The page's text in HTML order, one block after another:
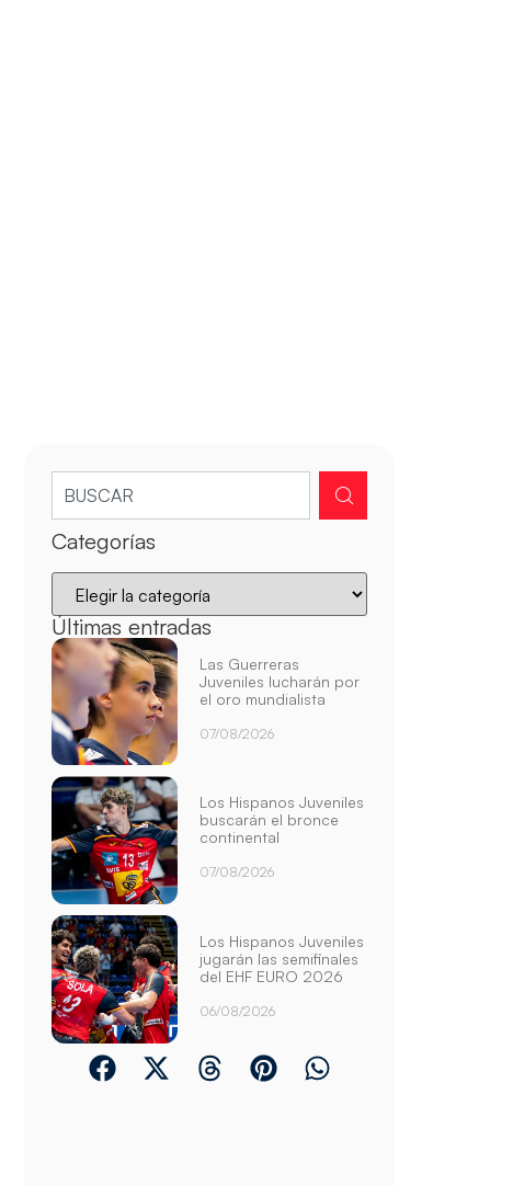
Categorías
Últimas entradas
Las Guerreras
Juveniles lucharán por
el oro mundialista
07/08/2026
Los Hispanos Juveniles
buscarán el bronce
continental
07/08/2026
Los Hispanos Juveniles
jugarán las semifinales
del EHF EURO 2026
06/08/2026